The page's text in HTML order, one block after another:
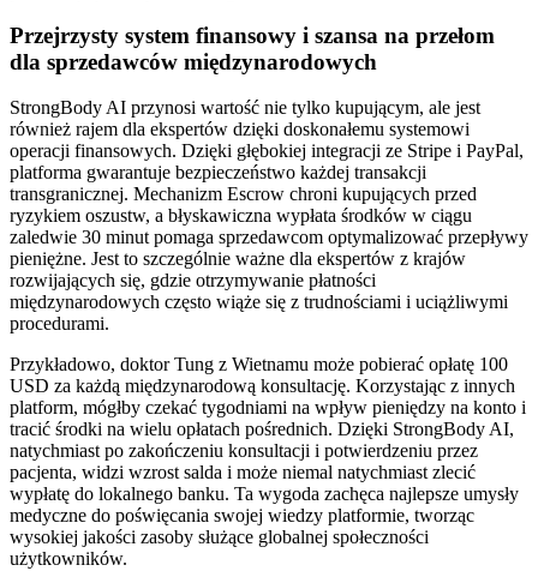
Przejrzysty system finansowy i szansa na przełom
dla sprzedawców międzynarodowych
StrongBody AI przynosi wartość nie tylko kupującym, ale jest
również rajem dla ekspertów dzięki doskonałemu systemowi
operacji finansowych. Dzięki głębokiej integracji ze Stripe i PayPal,
platforma gwarantuje bezpieczeństwo każdej transakcji
transgranicznej. Mechanizm Escrow chroni kupujących przed
ryzykiem oszustw, a błyskawiczna wypłata środków w ciągu
zaledwie 30 minut pomaga sprzedawcom optymalizować przepływy
pieniężne. Jest to szczególnie ważne dla ekspertów z krajów
rozwijających się, gdzie otrzymywanie płatności
międzynarodowych często wiąże się z trudnościami i uciążliwymi
procedurami.
Przykładowo, doktor Tung z Wietnamu może pobierać opłatę 100
USD za każdą międzynarodową konsultację. Korzystając z innych
platform, mógłby czekać tygodniami na wpływ pieniędzy na konto i
tracić środki na wielu opłatach pośrednich. Dzięki StrongBody AI,
natychmiast po zakończeniu konsultacji i potwierdzeniu przez
pacjenta, widzi wzrost salda i może niemal natychmiast zlecić
wypłatę do lokalnego banku. Ta wygoda zachęca najlepsze umysły
medyczne do poświęcania swojej wiedzy platformie, tworząc
wysokiej jakości zasoby służące globalnej społeczności
użytkowników.